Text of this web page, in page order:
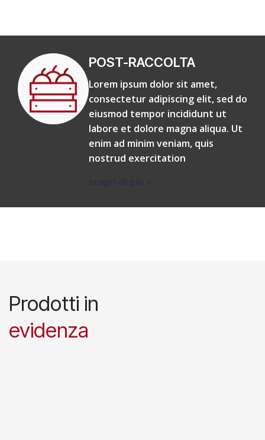
POST-RACCOLTA
Lorem ipsum dolor sit amet,
consectetur adipiscing elit, sed do
eiusmod tempor incididunt ut
labore et dolore magna aliqua. Ut
enim ad minim veniam, quis
nostrud exercitation
Prodotti in
evidenza